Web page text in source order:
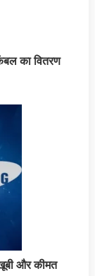
का वितरण
और कीमत